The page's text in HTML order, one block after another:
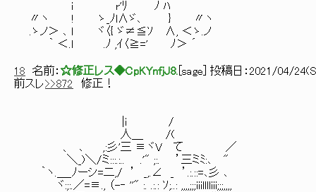
i r'ﾘ ﾉ ﾊ
〃ヽ ! ゝ_ﾉl∧ゞ､ } 〃ヽ
.ゝノ＞ ､ l ヾ〈{ ゞ≠≦ｿ ∧, ＜ゝ.ノ
｀ ＜.l .ﾉ ,ｲ〈≧=' ﾉ＞ ´
18 名前： ☆修正レス◆CpKYnfjJ8. sage ] 投稿日： 2021/04/
前スレ>>872 修正！
|i /
人＿ /(
、 ､ ,:彡'三 ≡ヾV て ／
＼_)＼/ミ:::.:.. .'" ;:. ’三ミﾐ:､ "
｀ヽ.＿_ﾉーシ=二,/ ’ _,.∠ _ ’.:.::=､彡 ､
ヾ:;:.／=≡., （-‐ ''" :. .:.: ｿ;..: ,,,,;;;iiilllliii;;;,,,,